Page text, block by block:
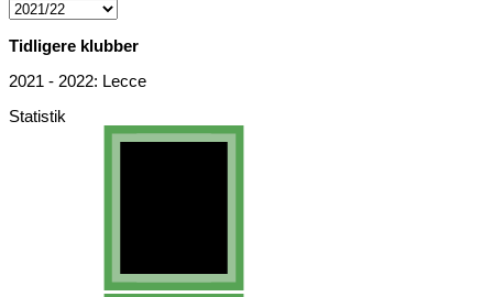
Tidligere klubber
2021 - 2022: Lecce
Statistik